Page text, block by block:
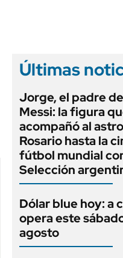
Últimas
Jorge, el padre
Messi: la figura
acompañó al
Rosario hasta la
fútbol mundial
Selección
Dólar blue hoy: a
opera este
agosto